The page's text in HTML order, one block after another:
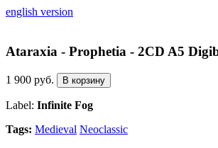
english version
Ataraxia - Prophetia - 2CD A5
1 900 руб. В корзину
Label: Infinite Fog
Tags: Medieval Neoclassic